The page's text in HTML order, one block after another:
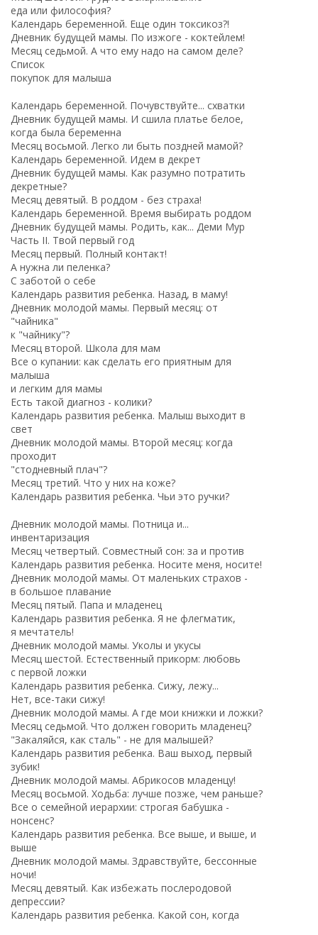
еда или философия?
Календарь беременной. Еще один токсикоз?!
Дневник будущей мамы. По изжоге - коктейлем!
Месяц седьмой. А что ему надо на самом деле?
Список
покупок для малыша
Календарь беременной. Почувствуйте... схватки
Дневник будущей мамы. И сшила платье белое,
когда была беременна
Месяц восьмой. Легко ли быть поздней мамой?
Календарь беременной. Идем в декрет
Дневник будущей мамы. Как разумно потратить
декретные?
Месяц девятый. В роддом - без страха!
Календарь беременной. Время выбирать роддом
Дневник будущей мамы. Родить, как... Деми Мур
Часть II. Твой первый год
Месяц первый. Полный контакт!
А нужна ли пеленка?
С заботой о себе
Календарь развития ребенка. Назад, в маму!
Дневник молодой мамы. Первый месяц: от
"чайника"
к "чайнику"?
Месяц второй. Школа для мам
Все о купании: как сделать его приятным для
малыша
и легким для мамы
Есть такой диагноз - колики?
Календарь развития ребенка. Малыш выходит в
свет
Дневник молодой мамы. Второй месяц: когда
проходит
"стодневный плач"?
Месяц третий. Что у них на коже?
Календарь развития ребенка. Чьи это ручки?
Дневник молодой мамы. Потница и...
инвентаризация
Месяц четвертый. Совместный сон: за и против
Календарь развития ребенка. Носите меня, носите!
Дневник молодой мамы. От маленьких страхов -
в большое плавание
Месяц пятый. Папа и младенец
Календарь развития ребенка. Я не флегматик,
я мечтатель!
Дневник молодой мамы. Уколы и укусы
Месяц шестой. Естественный прикорм: любовь
с первой ложки
Календарь развития ребенка. Сижу, лежу...
Нет, все-таки сижу!
Дневник молодой мамы. А где мои книжки и ложки?
Месяц седьмой. Что должен говорить младенец?
"Закаляйся, как сталь" - не для малышей?
Календарь развития ребенка. Ваш выход, первый
зубик!
Дневник молодой мамы. Абрикосов младенцу!
Месяц восьмой. Ходьба: лучше позже, чем раньше?
Все о семейной иерархии: строгая бабушка -
нонсенс?
Календарь развития ребенка. Все выше, и выше, и
выше
Дневник молодой мамы. Здравствуйте, бессонные
ночи!
Месяц девятый. Как избежать послеродовой
депрессии?
Календарь развития ребенка. Какой сон, когда